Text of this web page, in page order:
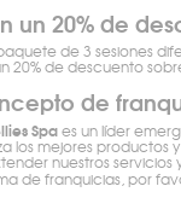
un 20% de
de 3 sesiones
20% de descuento
de
Spaes un líder
los mejores productos
nuestros servicios
de franquicias, por